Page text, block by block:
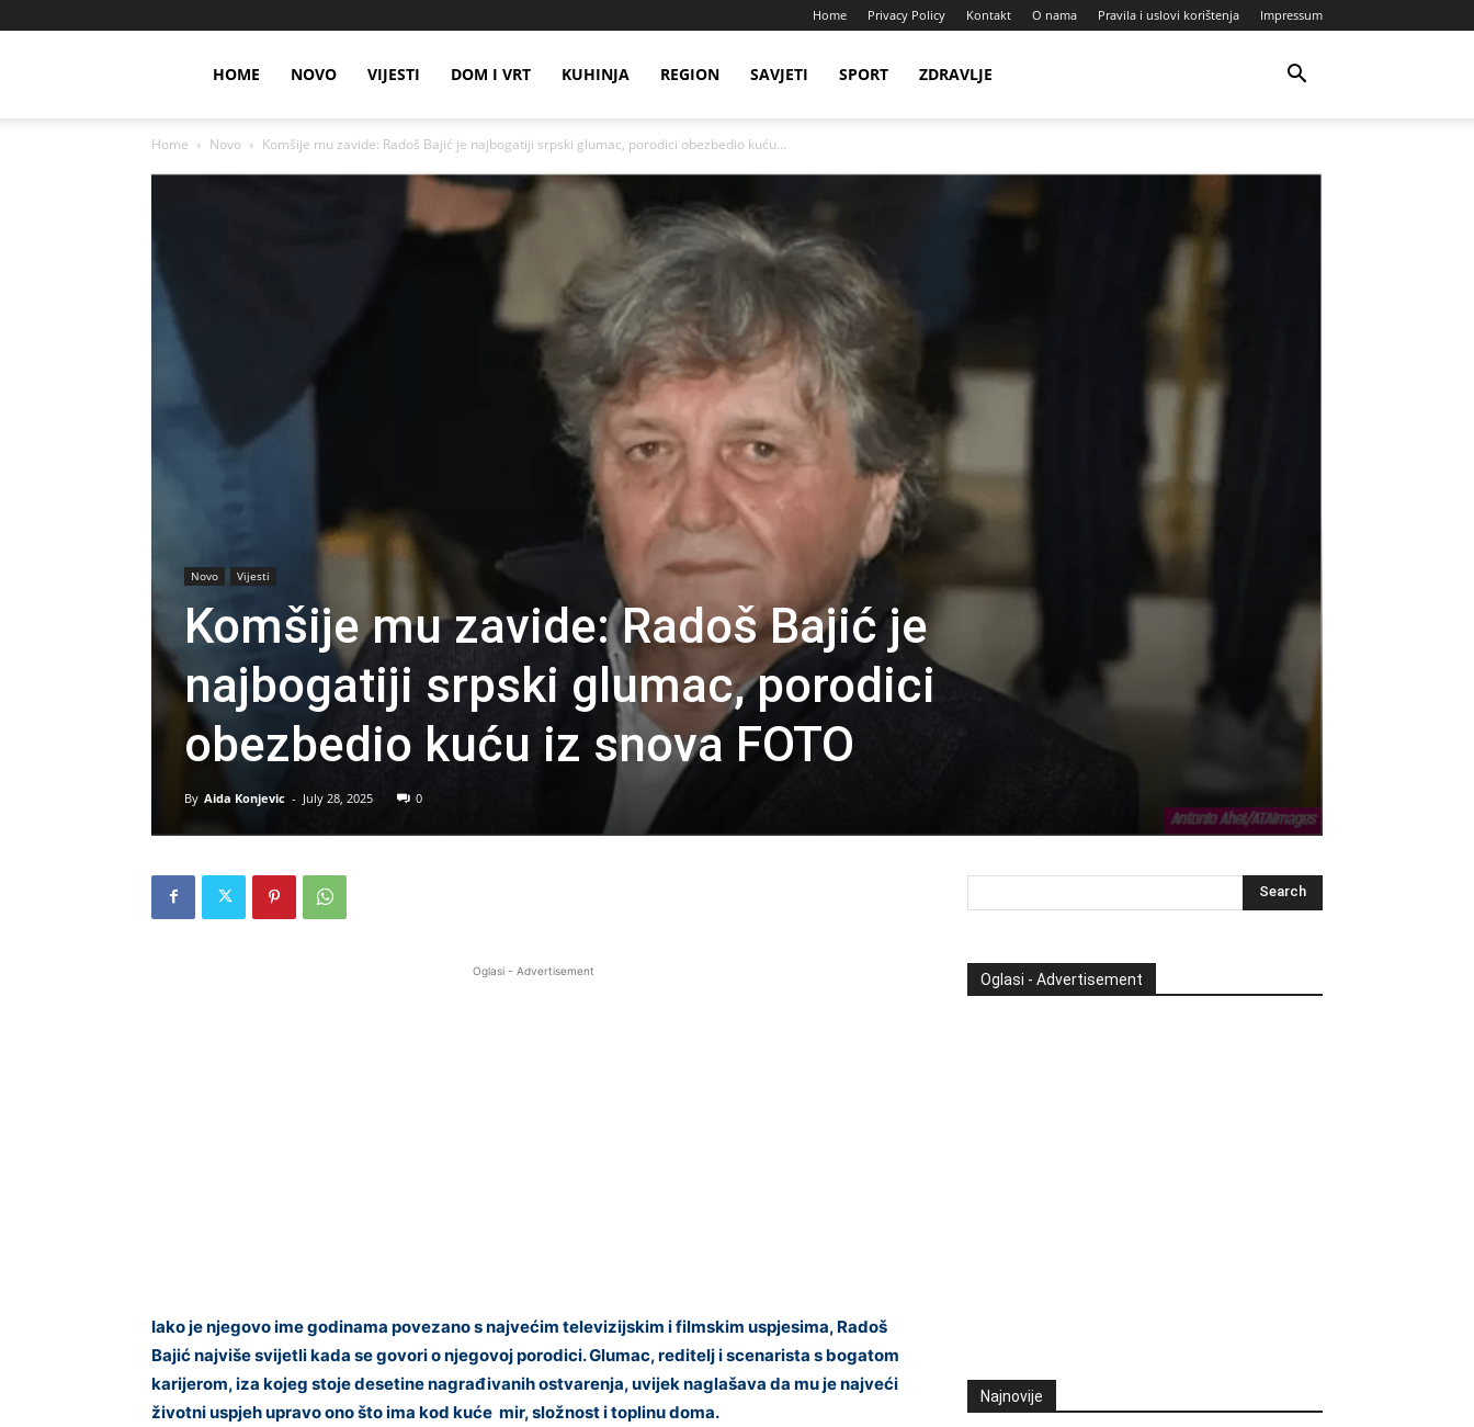
Home Privacy Policy Kontakt O nama Pravila i uslovi korištenja Impressum
HOME NOVO VIJESTI DOM I VRT KUHINJA REGION SAVJETI SPORT ZDRAVLJE
Home Novo Komšije mu zavide: Radoš Bajić je najbogatiji srpski glumac, porodici obezbedio kuću...
Novo Vijesti
Komšije mu zavide: Radoš Bajić je
najbogatiji srpski glumac, porodici
obezbedio kuću iz snova FOTO
By Aida Konjevic - July 28, 2025 0
Oglasi - Advertisement
Iako je njegovo ime godinama povezano s najvećim televizijskim i filmskim uspjesima, Radoš
Bajić najviše svijetli kada se govori o njegovoj porodici. Glumac, reditelj i scenarista s bogatom
karijerom, iza kojeg stoje desetine nagrađivanih ostvarenja, uvijek naglašava da mu je najveći
životni uspjeh upravo ono što ima kod kuće mir, složnost i toplinu doma.
Oglasi - Advertisement
Najnovije